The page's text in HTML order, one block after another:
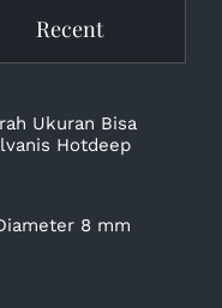
Recent
Ukuran Bisa
Hotdeep
8 mm